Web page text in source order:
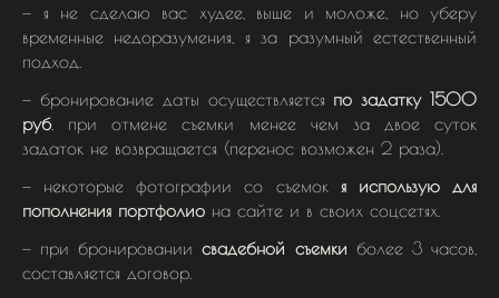
— я не сделаю вас худее, выше и моложе, но уберу
временные недоразумения, я за разумный естественный
подход.
— бронирование даты осуществляется по задатку 1500
руб , при отмене съемки менее чем за двое суток
задаток не возвращается (перенос возможен 2 раза).
— некоторые фотографии со съемок я использую для
пополнения портфолио на сайте и в своих соцсетях.
— при бронированиисвадебной съемки более 3 часов,
составляется договор.